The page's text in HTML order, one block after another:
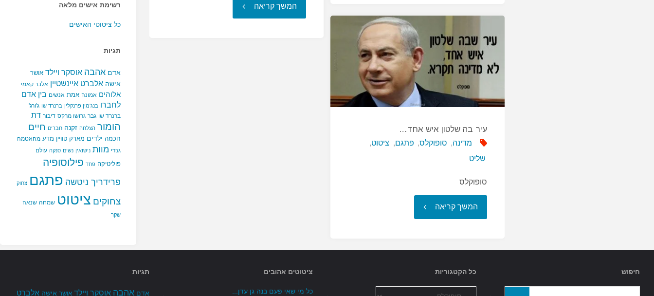
לערב
כדי
להיווכח…"
המשך קריאה "מוות
עיר בה שלטון איש אחד…
מדינה, סופוקלס, פתגם, ציטוט,
שליט
סופוקלס
המשך קריאה"עיר
שלטון
איש
רשימת אישים מלאה
כל ציטוטי האישים
תגיות
אדם אהבה אוסקר ויילד אושר
אישה אלברט איינשטיין אלבר קאמי
אלוהים אמונה אמת אנשים בין אדם
לחברו בנג'מין פרנקלין ברנרד שו ג'ורג'
ברנרד שו גבר גרושו מרקס דיבור דת
הומור הצלחה זקנה חברים חיים
חכמה ילדים מארק טוויין מדע מהאטמה
גנדי מוות נישואין נשים סנקה עולם
פוליטיקה פחד פילוסופיה
פרידריך ניטשה פתגם צחוק
צחוקים ציטוט שמחה שנאה
שקר
חיפוש כל הקטגוריות ציטוטים אהובים
כל מי שאי פעם בנה גן עדן...
תגיות
אדם אהבה אוסקר ויילד אושר אישה אלברט